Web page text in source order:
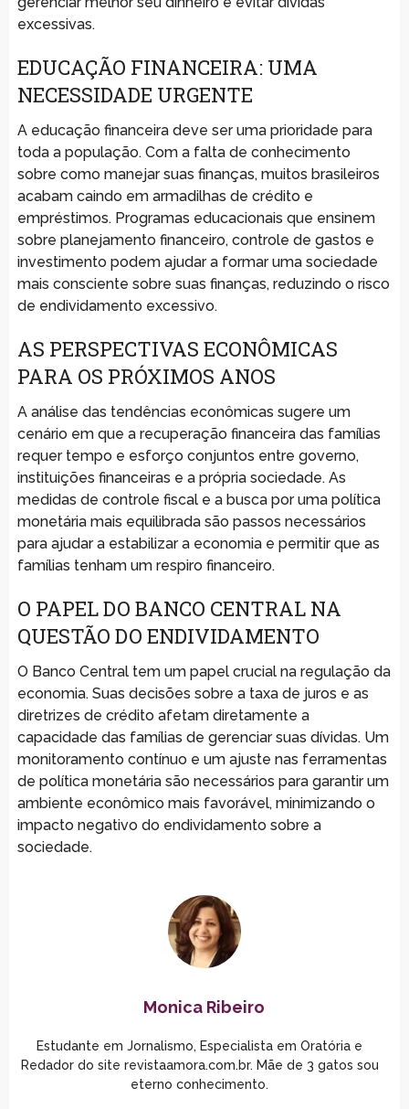
excessivas.
EDUCAÇÃO FINANCEIRA: UMA
NECESSIDADE URGENTE
A educação financeira deve ser uma prioridade para
toda a população. Com a falta de conhecimento
sobre como manejar suas finanças, muitos brasileiros
acabam caindo em armadilhas de crédito e
empréstimos. Programas educacionais que ensinem
sobre planejamento financeiro, controle de gastos e
investimento podem ajudar a formar uma sociedade
mais consciente sobre suas finanças, reduzindo o risco
de endividamento excessivo.
AS PERSPECTIVAS ECONÔMICAS
PARA OS PRÓXIMOS ANOS
A análise das tendências econômicas sugere um
cenário em que a recuperação financeira das famílias
requer tempo e esforço conjuntos entre governo,
instituições financeiras e a própria sociedade. As
medidas de controle fiscal e a busca por uma política
monetária mais equilibrada são passos necessários
para ajudar a estabilizar a economia e permitir que as
famílias tenham um respiro financeiro.
O PAPEL DO BANCO CENTRAL NA
QUESTÃO DO ENDIVIDAMENTO
O Banco Central tem um papel crucial na regulação da
economia. Suas decisões sobre a taxa de juros e as
diretrizes de crédito afetam diretamente a
capacidade das famílias de gerenciar suas dívidas. Um
monitoramento contínuo e um ajuste nas ferramentas
de política monetária são necessários para garantir um
ambiente econômico mais favorável, minimizando o
impacto negativo do endividamento sobre a
sociedade.
Monica Ribeiro
Estudante em Jornalismo, Especialista em Oratória e
Redador do site revistaamora.com.br. Mãe de 3 gatos sou
eterno conhecimento.